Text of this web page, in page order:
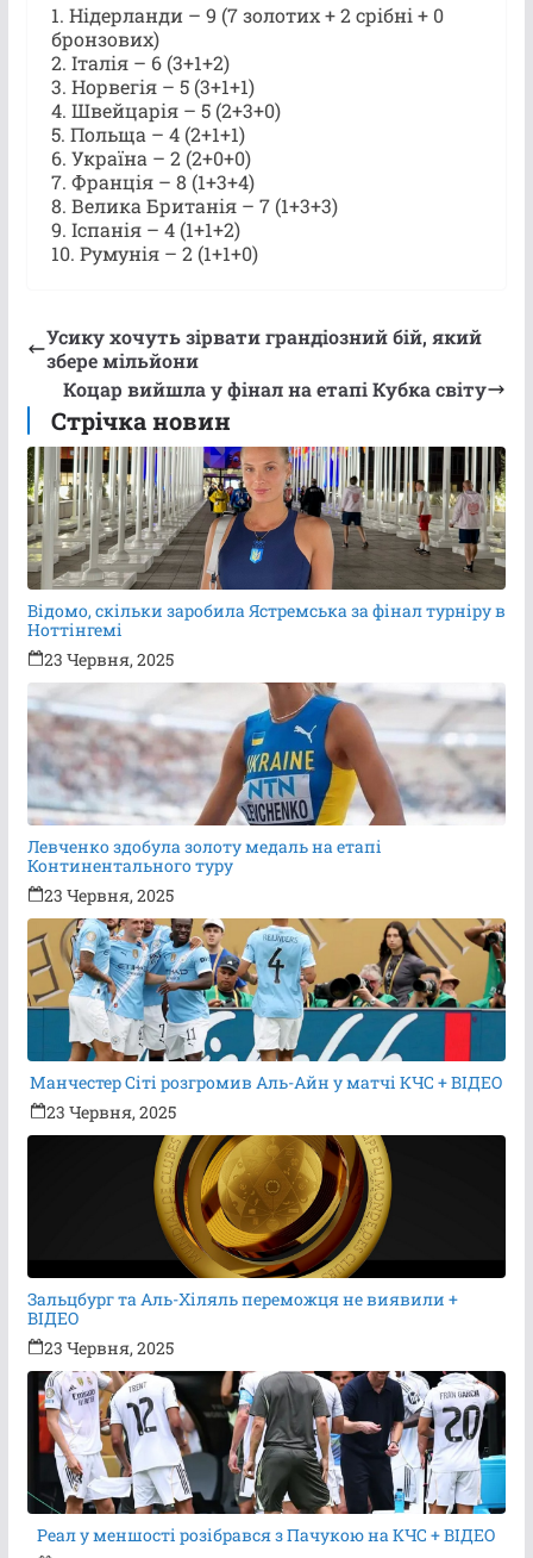
1. Нідерланди – 9 (7 золотих + 2 срібні + 0
бронзових)
2. Італія – 6 (3+1+2)
3. Норвегія – 5 (3+1+1)
4. Швейцарія – 5 (2+3+0)
5. Польща – 4 (2+1+1)
6. Україна – 2 (2+0+0)
7. Франція – 8 (1+3+4)
8. Велика Британія – 7 (1+3+3)
9. Іспанія – 4 (1+1+2)
10. Румунія – 2 (1+1+0)
Усику хочуть зірвати грандіозний бій, який
збере мільйони
Коцар вийшла у фінал на етапі Кубка світу
Стрічка новин
Відомо, скільки заробила Ястремська за фінал турніру в
Ноттінгемі
23 Червня, 2025
Левченко здобула золоту медаль на етапі
Континентального туру
23 Червня, 2025
Манчестер Сіті розгромив Аль-Айн у матчі КЧС + ВІДЕО
23 Червня, 2025
Зальцбург та Аль-Хіляль переможця не виявили +
ВІДЕО
23 Червня, 2025
Реал у меншості розібрався з Пачукою на КЧС + ВІДЕО